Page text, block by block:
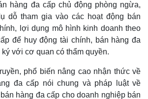
hàng đa cấp chủ động phòng ngừa,
dỗ tham gia vào các hoạt động bán
lợi dụng mô hình kinh doanh theo
để huy động tài chính, bán hàng đa
với cơ quan có thẩm quyền.
phổ biến nâng cao nhận thức về
đa cấp nói chung và pháp luật về
hàng đa cấp cho doanh nghiệp bán